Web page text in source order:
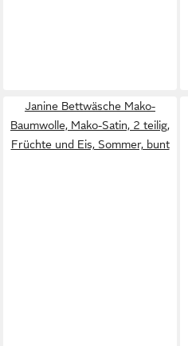
Janine Bettwäsche Mako-
Baumwolle, Mako-Satin, 2 teilig,
Früchte und Eis, Sommer, bunt